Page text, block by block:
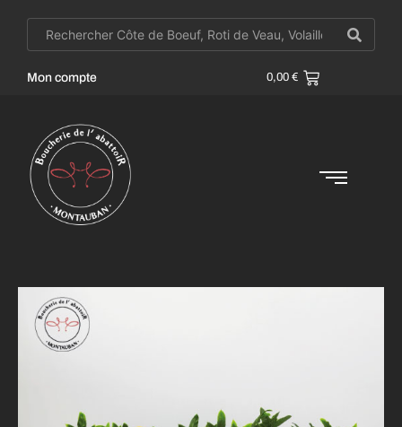
Mon compte 0,00 €